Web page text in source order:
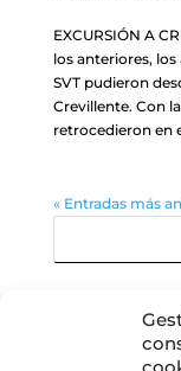
EXCURSIÓN A
los anteriores,
SVT pudieron
Crevillente. Con
retrocedieron en
« Entradas más
Entradas
Graduación
el comienzo de